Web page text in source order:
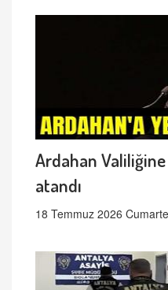
Ardahan
atandı
18 Temmuz 2026